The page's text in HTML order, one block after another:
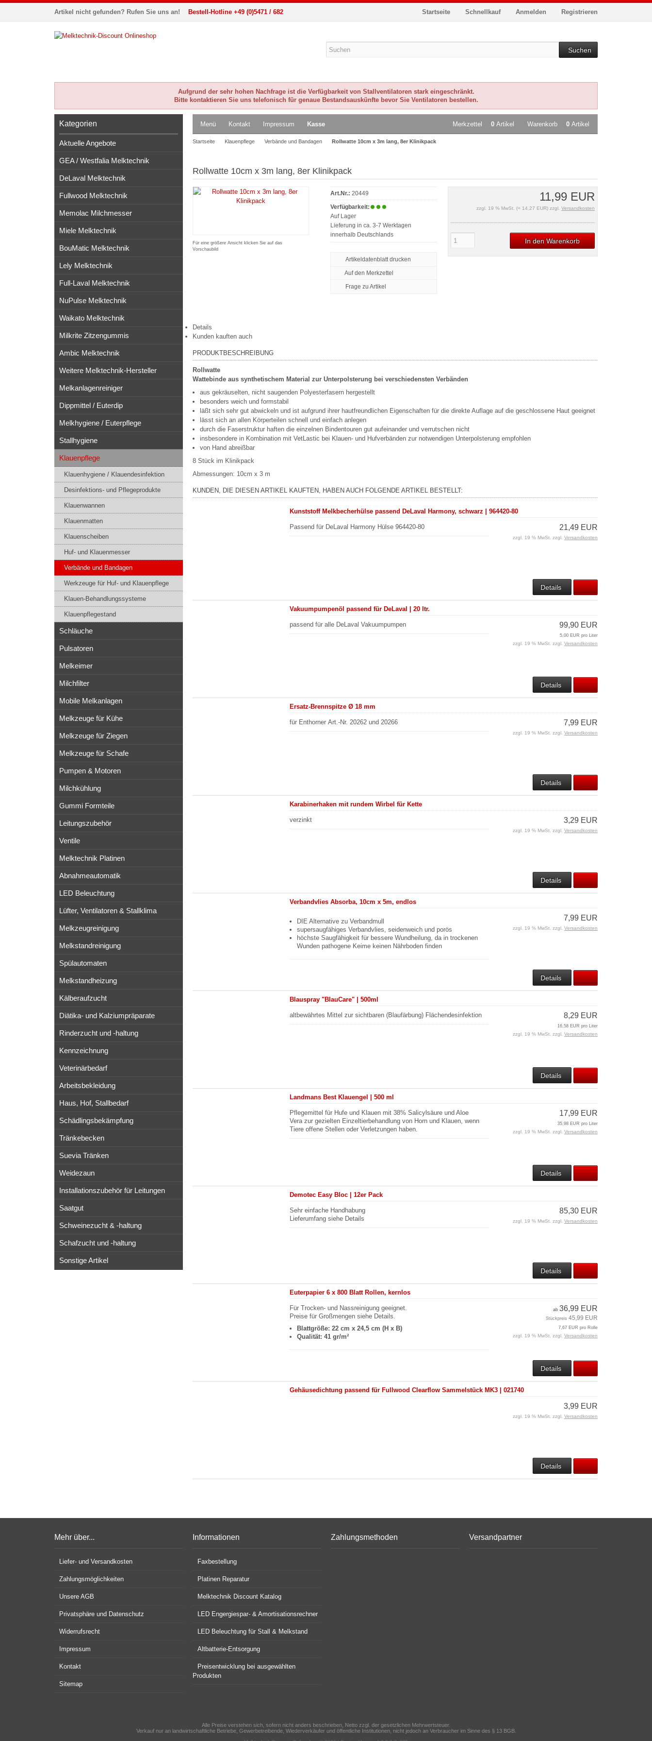
Artikel nicht gefunden? Rufen Sie uns an! Bestell-Hotline +49 (0)5471 / 682 Registrieren
Anmelden
Schnellkauf
Startseite
Suchen
Aufgrund der sehr hohen Nachfrage ist die Verfügbarkeit von Stallventilatoren stark eingeschränkt.
Bitte kontaktieren Sie uns telefonisch für genaue Bestandsauskünfte bevor Sie Ventilatoren bestellen.
Menü Kontakt Impressum Kasse Warenkorb 0 Artikel
Merkzettel 0 Artikel
Startseite Klauenpflege Verbände und Bandagen Rollwatte 10cm x 3m lang, 8er Klinikpack
Rollwatte 10cm x 3m lang, 8er Klinikpack
Für eine größere Ansicht klicken Sie auf das
Vorschaubild
Art.Nr.: 20449
Verfügbarkeit:
Auf Lager
Lieferung in ca. 3-7 Werktagen
innerhalb Deutschlands
Artikeldatenblatt drucken
Frage zu Artikel
11,99 EUR
zzgl. 19 % MwSt. (= 14,27 EUR) zzgl. Versandkosten
In den Warenkorb
Details
Kunden kauften auch
PRODUKTBESCHREIBUNG
Rollwatte
Wattebinde aus synthetischem Material zur Unterpolsterung bei verschiedensten Verbänden
aus gekräuselten, nicht saugenden Polyesterfasern hergestellt
besonders weich und formstabil
läßt sich sehr gut abwickeln und ist aufgrund ihrer hautfreundlichen Eigenschaften für die direkte Auflage auf die geschlossene Haut geeignet
lässt sich an allen Körperteilen schnell und einfach anlegen
durch die Faserstruktur haften die einzelnen Bindentouren gut aufeinander und verrutschen nicht
insbesondere in Kombination mit VetLastic bei Klauen- und Hufverbänden zur notwendigen Unterpolsterung empfohlen
von Hand abreißbar
8 Stück im Klinikpack
Abmessungen: 10cm x 3 m
KUNDEN, DIE DIESEN ARTIKEL KAUFTEN, HABEN AUCH FOLGENDE ARTIKEL BESTELLT:
Kunststoff Melkbecherhülse passend DeLaval Harmony, schwarz | 964420-80
Passend für DeLaval Harmony Hülse 964420-80 21,49 EUR
zzgl. 19 % MwSt. zzgl. Versandkosten
Details
Vakuumpumpenöl passend für DeLaval | 20 ltr.
passend für alle DeLaval Vakuumpumpen 99,90 EUR
5,00 EUR pro Liter
zzgl. 19 % MwSt. zzgl. Versandkosten
Details
Ersatz-Brennspitze Ø 18 mm
für Enthorner Art.-Nr. 20262 und 20266 7,99 EUR
zzgl. 19 % MwSt. zzgl. Versandkosten
Details
Karabinerhaken mit rundem Wirbel für Kette
verzinkt 3,29 EUR
zzgl. 19 % MwSt. zzgl. Versandkosten
Details
Verbandvlies Absorba, 10cm x 5m, endlos
DIE Alternative zu Verbandmull
supersaugfähiges Verbandvlies, seidenweich und porös
höchste Saugfähigkeit für bessere Wundheilung, da in trockenen
Wunden pathogene Keime keinen Nährboden finden
7,99 EUR
zzgl. 19 % MwSt. zzgl. Versandkosten
Details
Blauspray "BlauCare" | 500ml
altbewährtes Mittel zur sichtbaren (Blaufärbung) Flächendesinfektion 8,29 EUR
16,58 EUR pro Liter
zzgl. 19 % MwSt. zzgl. Versandkosten
Details
Landmans Best Klauengel | 500 ml
Pflegemittel für Hufe und Klauen mit 38% Salicylsäure und Aloe
Vera zur gezielten Einzeltierbehandlung von Horn und Klauen, wenn
Tiere offene Stellen oder Verletzungen haben.
17,99 EUR
35,98 EUR pro Liter
zzgl. 19 % MwSt. zzgl. Versandkosten
Details
Demotec Easy Bloc | 12er Pack
Sehr einfache Handhabung
Lieferumfang siehe Details
85,30 EUR
zzgl. 19 % MwSt. zzgl. Versandkosten
Details
Euterpapier 6 x 800 Blatt Rollen, kernlos
Für Trocken- und Nassreinigung geeignet.
Preise für Großmengen siehe Details.
Blattgröße: 22 cm x 24,5 cm (H x B)
Qualität: 41 gr/m²
ab 36,99 EUR
Stückpreis 45,99 EUR
7,67 EUR pro Rolle
zzgl. 19 % MwSt. zzgl. Versandkosten
Details
Gehäusedichtung passend für Fullwood Clearflow Sammelstück MK3 | 021740
3,99 EUR
zzgl. 19 % MwSt. zzgl. Versandkosten
Details
Kategorien
Aktuelle Angebote
GEA / Westfalia Melktechnik
DeLaval Melktechnik
Fullwood Melktechnik
Memolac Milchmesser
Miele Melktechnik
BouMatic Melktechnik
Lely Melktechnik
Full-Laval Melktechnik
NuPulse Melktechnik
Waikato Melktechnik
Milkrite Zitzengummis
Ambic Melktechnik
Weitere Melktechnik-Hersteller
Melkanlagenreiniger
Dippmittel / Euterdip
Melkhygiene / Euterpflege
Stallhygiene
Klauenpflege
Klauenhygiene / Klauendesinfektion
Desinfektions- und Pflegeprodukte
Klauenwannen
Klauenmatten
Klauenscheiben
Huf- und Klauenmesser
Verbände und Bandagen
Werkzeuge für Huf- und Klauenpflege
Klauen-Behandlungssysteme
Klauenpflegestand
Schläuche
Pulsatoren
Melkeimer
Milchfilter
Mobile Melkanlagen
Melkzeuge für Kühe
Melkzeuge für Ziegen
Melkzeuge für Schafe
Pumpen & Motoren
Milchkühlung
Gummi Formteile
Leitungszubehör
Ventile
Melktechnik Platinen
Abnahmeautomatik
LED Beleuchtung
Lüfter, Ventilatoren & Stallklima
Melkzeugreinigung
Melkstandreinigung
Spülautomaten
Melkstandheizung
Kälberaufzucht
Diätika- und Kalziumpräparate
Rinderzucht und -haltung
Kennzeichnung
Veterinärbedarf
Arbeitsbekleidung
Haus, Hof, Stallbedarf
Schädlingsbekämpfung
Tränkebecken
Suevia Tränken
Weidezaun
Installationszubehör für Leitungen
Saatgut
Schweinezucht & -haltung
Schafzucht und -haltung
Sonstige Artikel
Mehr über...
Liefer- und Versandkosten
Zahlungsmöglichkeiten
Unsere AGB
Privatsphäre und Datenschutz
Widerrufsrecht
Impressum
Kontakt
Sitemap
Informationen
Faxbestellung
Platinen Reparatur
Melktechnik Discount Katalog
LED Engergiespar- & Amortisationsrechner
LED Beleuchtung für Stall & Melkstand
Altbatterie-Entsorgung
Preisentwicklung bei ausgewählten
Produkten
Zahlungsmethoden Versandpartner
Alle Preise verstehen sich, sofern nicht anders beschrieben, Netto zzgl. der gesetzlichen Mehrwertsteuer.
Verkauf nur an landwirtschaftliche Betriebe, Gewerbetreibende, Wiederverkäufer und öffentliche Institutionen, nicht jedoch an Verbraucher im Sinne des § 13 BGB.